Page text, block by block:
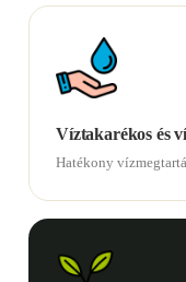
Víztakarékos és
Hatékony